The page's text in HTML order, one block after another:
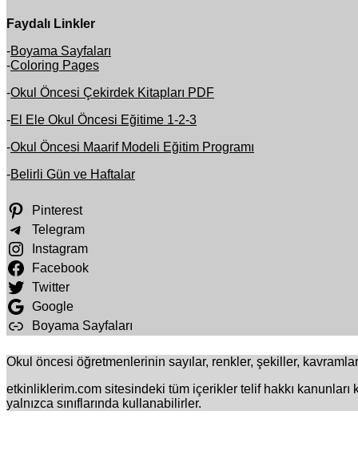
Faydalı Linkler
-Boyama Sayfaları
-Coloring Pages
-Okul Öncesi Çekirdek Kitapları PDF
-El Ele Okul Öncesi Eğitime 1-2-3
-Okul Öncesi Maarif Modeli Eğitim Programı
-Belirli Gün ve Haftalar
Pinterest
Telegram
Instagram
Facebook
Twitter
Google
Boyama Sayfaları
Okul öncesi öğretmenlerinin sayılar, renkler, şekiller,
etkinliklerim.com sitesindeki tüm içerikler telif hakkı
yalnızca sınıflarında kullanabilirler.